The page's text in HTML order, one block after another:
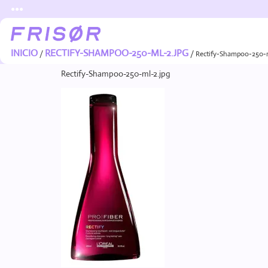
●●●
INICIO / RECTIFY-SHAMPOO-250-ML-2.JPG / Rectify-Shampoo-250-
Rectify-Shampoo-250-ml-2.jpg